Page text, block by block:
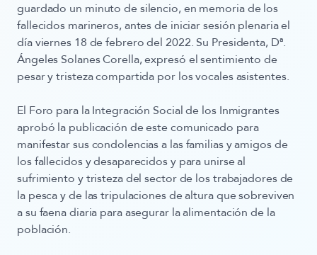
guardado un minuto de silencio, en memoria de los
fallecidos marineros, antes de iniciar sesión plenaria el
día viernes 18 de febrero del 2022. Su Presidenta, Dª.
Ángeles Solanes Corella, expresó el sentimiento de
pesar y tristeza compartida por los vocales asistentes.
El Foro para la Integración Social de los Inmigrantes
aprobó la publicación de este comunicado para
manifestar sus condolencias a las familias y amigos de
los fallecidos y desaparecidos y para unirse al
sufrimiento y tristeza del sector de los trabajadores de
la pesca y de las tripulaciones de altura que sobreviven
a su faena diaria para asegurar la alimentación de la
población.